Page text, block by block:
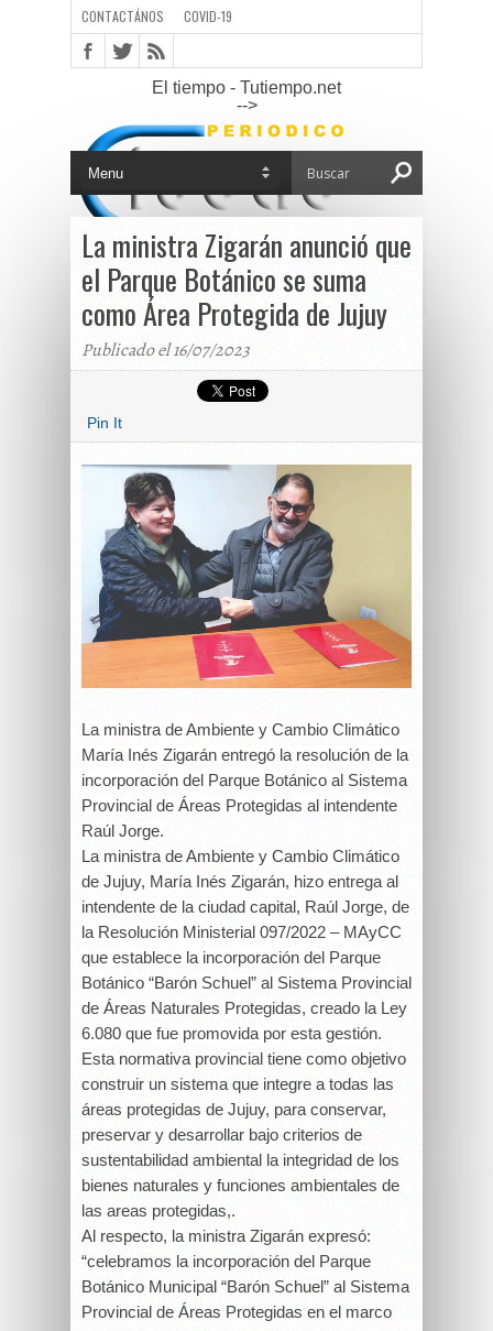
CONTACTÁNOS COVID-19
El tiempo - Tutiempo.net
-->
La ministra Zigarán anunció que
el Parque Botánico se suma
como Área Protegida de Jujuy
Publicado el 16/07/2023
Pin It
La ministra de Ambiente y Cambio Climático
María Inés Zigarán entregó la resolución de la
incorporación del Parque Botánico al Sistema
Provincial de Áreas Protegidas al intendente
Raúl Jorge.
La ministra de Ambiente y Cambio Climático
de Jujuy, María Inés Zigarán, hizo entrega al
intendente de la ciudad capital, Raúl Jorge, de
la Resolución Ministerial 097/2022 – MAyCC
que establece la incorporación del Parque
Botánico “Barón Schuel” al Sistema Provincial
de Áreas Naturales Protegidas, creado la Ley
6.080 que fue promovida por esta gestión.
Esta normativa provincial tiene como objetivo
construir un sistema que integre a todas las
áreas protegidas de Jujuy, para conservar,
preservar y desarrollar bajo criterios de
sustentabilidad ambiental la integridad de los
bienes naturales y funciones ambientales de
las areas protegidas,.
Al respecto, la ministra Zigarán expresó:
“celebramos la incorporación del Parque
Botánico Municipal “Barón Schuel” al Sistema
Provincial de Áreas Protegidas en el marco